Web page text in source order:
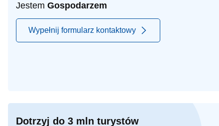
Jestem Gospodarzem
Wypełnij formularz kontaktowy
Dotrzyj do 3 mln turystów